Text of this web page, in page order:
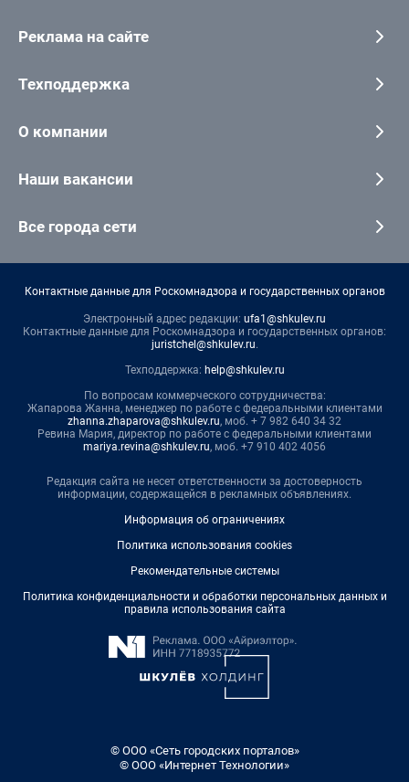
Реклама на сайте
Техподдержка
О компании
Наши вакансии
Все города сети
Контактные данные для Роскомнадзора и государственных органов
Электронный адрес редакции: ufa1@shkulev.ru
Контактные данные для Роскомнадзора и государственных органов:
juristchel@shkulev.ru.
Техподдержка: help@shkulev.ru
По вопросам коммерческого сотрудничества:
Жапарова Жанна, менеджер по работе с федеральными клиентами
zhanna.zhaparova@shkulev.ru, моб. + 7 982 640 34 32
Ревина Мария, директор по работе с федеральными клиентами
mariya.revina@shkulev.ru, моб. +7 910 402 4056
Редакция сайта не несет ответственности за достоверность
информации, содержащейся в рекламных объявлениях.
Информация об ограничениях
Политика использования cookies
Рекомендательные системы
Политика конфиденциальности и обработки персональных данных и
правила использования сайта
© ООО «Сеть городских порталов»
© ООО «Интернет Технологии»